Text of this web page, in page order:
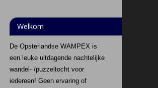
Welkom
De Opsterlandse WAMPEX is
een leuke uitdagende nachtelijke
wandel- /puzzeltocht voor
iedereen! Geen ervaring of